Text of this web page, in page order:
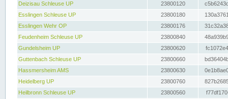
Deizisau Schleuse UP
23800120
Esslingen Schleuse UP
23800180
Esslingen Wehr OP
23800176
Feudenheim Schleuse UP
23800840
Gundelsheim UP
23800620
Guttenbach Schleuse UP
23800660
Hassmersheim AMS
23800630
Heidelberg UP
23800760
Heilbronn Schleuse UP
23800560